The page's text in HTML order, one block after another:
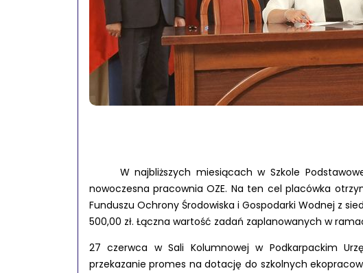
W najbliższych miesiącach w Szkole
nowoczesna pracownia OZE. Na ten cel placówka
Funduszu Ochrony Środowiska i Gospodarki Wodnej z
500,00 zł. Łączna wartość zadań zaplanowanych w
27 czerwca w Sali Kolumnowej w Podkarpackim
przekazanie promes na dotację do szkolnych